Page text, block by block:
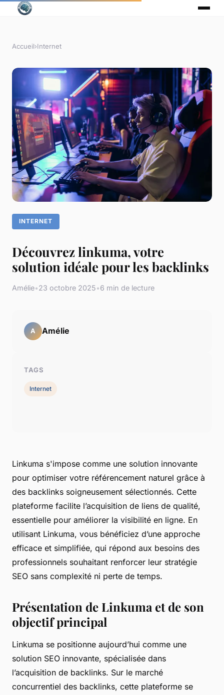
Accueil›Internet
INTERNET
Découvrez linkuma, votre
solution idéale pour les backlinks
Amélie•23 octobre 2025•6 min de lecture
Linkuma s'impose comme une solution innovante
pour optimiser votre référencement naturel grâce à
des backlinks soigneusement sélectionnés. Cette
plateforme facilite l’acquisition de liens de qualité,
essentielle pour améliorer la visibilité en ligne. En
utilisant Linkuma, vous bénéficiez d’une approche
efficace et simplifiée, qui répond aux besoins des
professionnels souhaitant renforcer leur stratégie
SEO sans complexité ni perte de temps.
Présentation de Linkuma et de son
objectif principal
Linkuma se positionne aujourd’hui comme une
solution SEO innovante, spécialisée dans
l’acquisition de backlinks. Sur le marché
concurrentiel des backlinks, cette plateforme se
A Amélie
TAGS
Internet